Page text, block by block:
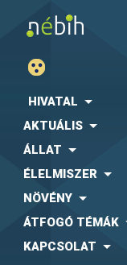
HIVATAL
AKTUÁLIS
ÁLLAT
ÉLELMISZER
NÖVÉNY
ÁTFOGÓ TÉMÁK
KAPCSOLAT